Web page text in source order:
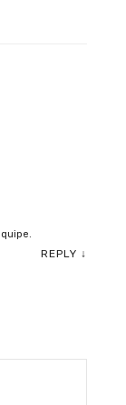
REPLY ↓